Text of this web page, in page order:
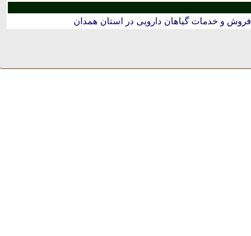
فروش و خدمات گیاهان دارویی در استان همدان